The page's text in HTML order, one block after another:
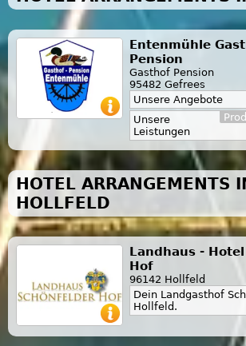
Entenmühle
Pension
Gasthof Pension
95482 Gefrees
Unsere Angebote
Unsere
Leistungen
HOTEL ARRANGEMENTS
HOLLFELD
Landhaus -
Hof
96142 Hollfeld
Dein Landgasthof
Hollfeld.